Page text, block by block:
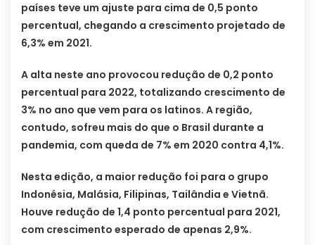
países teve um ajuste para cima de 0,5 ponto
percentual, chegando a crescimento projetado de
6,3% em 2021.
A alta neste ano provocou redução de 0,2 ponto
percentual para 2022, totalizando crescimento de
3% no ano que vem para os latinos. A região,
contudo, sofreu mais do que o Brasil durante a
pandemia, com queda de 7% em 2020 contra 4,1%.
Nesta edição, a maior redução foi para o grupo
Indonésia, Malásia, Filipinas, Tailândia e Vietnã.
Houve redução de 1,4 ponto percentual para 2021,
com crescimento esperado de apenas 2,9%.